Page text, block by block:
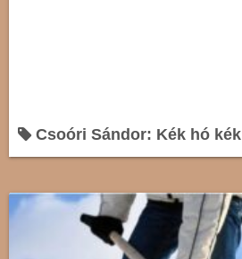
Csoóri Sándor: Kék hó